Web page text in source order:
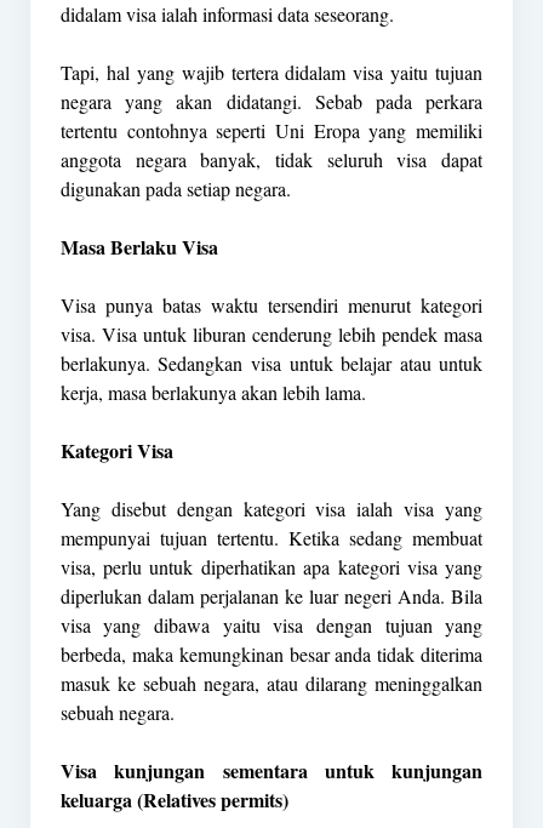
didalam visa ialah informasi data seseorang.
Tapi, hal yang wajib tertera didalam visa yaitu tujuan
negara yang akan didatangi. Sebab pada perkara
tertentu contohnya seperti Uni Eropa yang memiliki
anggota negara banyak, tidak seluruh visa dapat
digunakan pada setiap negara.
Masa Berlaku Visa
Visa punya batas waktu tersendiri menurut kategori
visa. Visa untuk liburan cenderung lebih pendek masa
berlakunya. Sedangkan visa untuk belajar atau untuk
kerja, masa berlakunya akan lebih lama.
Kategori Visa
Yang disebut dengan kategori visa ialah visa yang
mempunyai tujuan tertentu. Ketika sedang membuat
visa, perlu untuk diperhatikan apa kategori visa yang
diperlukan dalam perjalanan ke luar negeri Anda. Bila
visa yang dibawa yaitu visa dengan tujuan yang
berbeda, maka kemungkinan besar anda tidak diterima
masuk ke sebuah negara, atau dilarang meninggalkan
sebuah negara.
Visa kunjungan sementara untuk kunjungan
keluarga (Relatives permits)